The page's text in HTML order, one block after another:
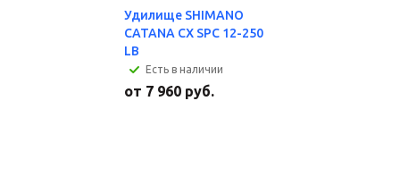
Удилище SHIMANO
CATANA CX SPC 12-250
LB
Есть в наличии
от 7 960 руб.